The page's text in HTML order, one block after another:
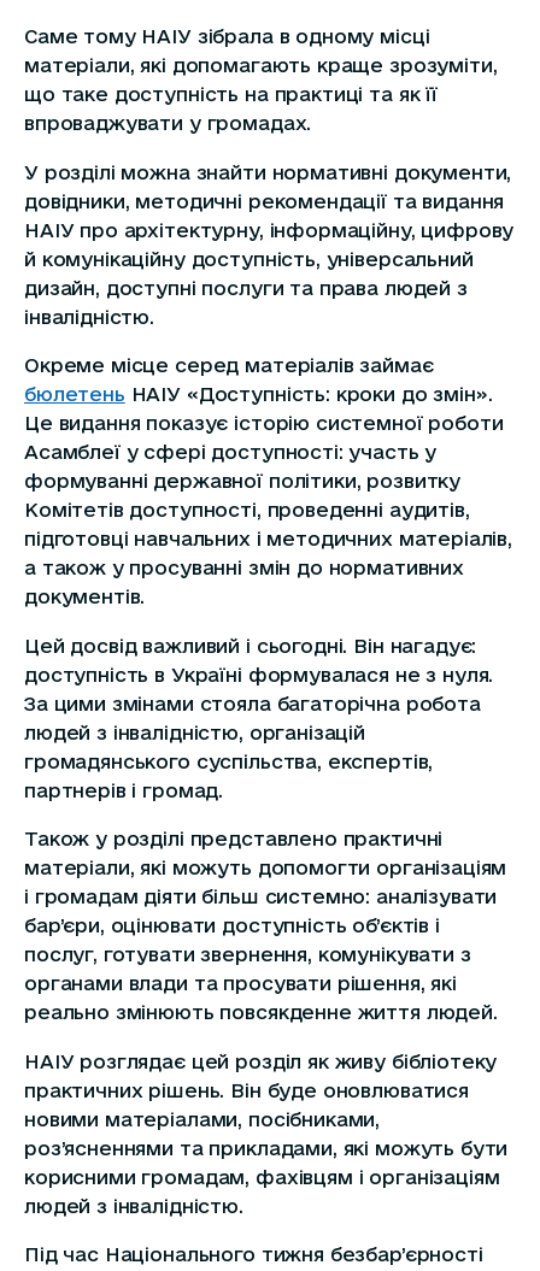
Саме тому НАІУ зібрала в одному місці
матеріали, які допомагають краще зрозуміти,
що таке доступність на практиці та як її
впроваджувати у громадах.
У розділі можна знайти нормативні документи,
довідники, методичні рекомендації та видання
НАІУ про архітектурну, інформаційну, цифрову
й комунікаційну доступність, універсальний
дизайн, доступні послуги та права людей з
інвалідністю.
Окреме місце серед матеріалів займає
бюлетень НАІУ «Доступність: кроки до змін».
Це видання показує історію системної роботи
Асамблеї у сфері доступності: участь у
формуванні державної політики, розвитку
Комітетів доступності, проведенні аудитів,
підготовці навчальних і методичних матеріалів,
а також у просуванні змін до нормативних
документів.
Цей досвід важливий і сьогодні. Він нагадує:
доступність в Україні формувалася не з нуля.
За цими змінами стояла багаторічна робота
людей з інвалідністю, організацій
громадянського суспільства, експертів,
партнерів і громад.
Також у розділі представлено практичні
матеріали, які можуть допомогти організаціям
і громадам діяти більш системно: аналізувати
бар’єри, оцінювати доступність об’єктів і
послуг, готувати звернення, комунікувати з
органами влади та просувати рішення, які
реально змінюють повсякденне життя людей.
НАІУ розглядає цей розділ як живу бібліотеку
практичних рішень. Він буде оновлюватися
новими матеріалами, посібниками,
роз’ясненнями та прикладами, які можуть бути
корисними громадам, фахівцям і організаціям
людей з інвалідністю.
Під час Національного тижня безбар’єрності